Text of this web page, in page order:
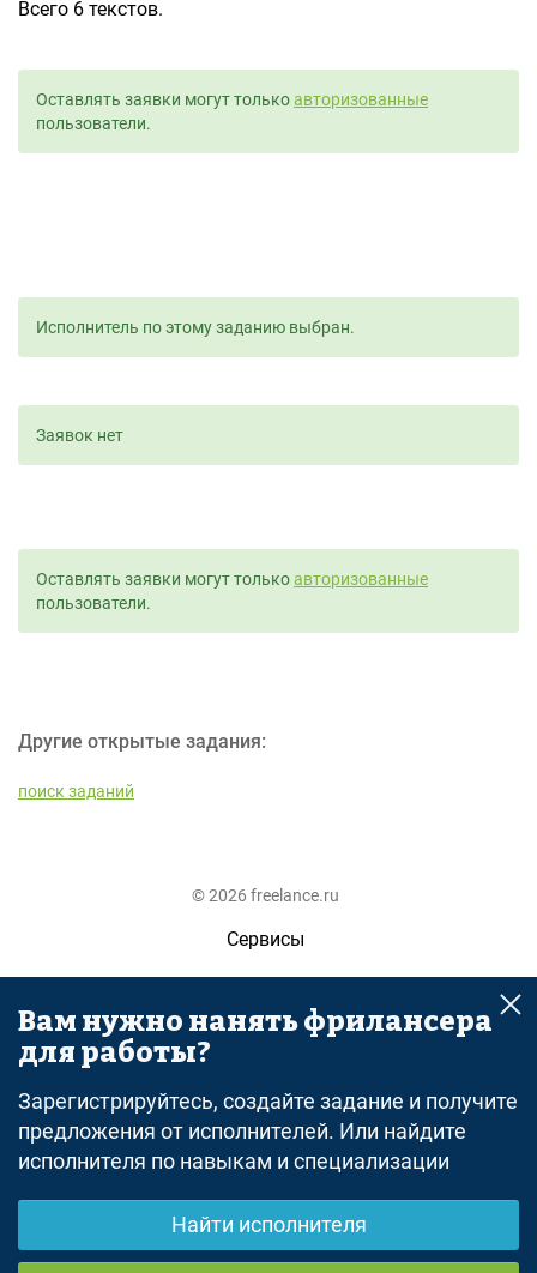
Всего 6 текстов.
Оставлять заявки могут толькоавторизованные
пользователи.
Исполнитель по этому заданию выбран.
Заявок нет
Оставлять заявки могут толькоавторизованные
пользователи.
Другие открытые задания:
поиск заданий
© 2026 freelance.ru
Сервисы
Помощь
Поиск
Оферта
Политика конфиденциальности
Дисклеймер о ЗоЗПП
Отказ от ответственности
Вам нужно нанять фрилансера
для работы?
Зарегистрируйтесь, создайте задание и получите
предложения от исполнителей. Или найдите
исполнителя по навыкам и специализации
Найти исполнителя